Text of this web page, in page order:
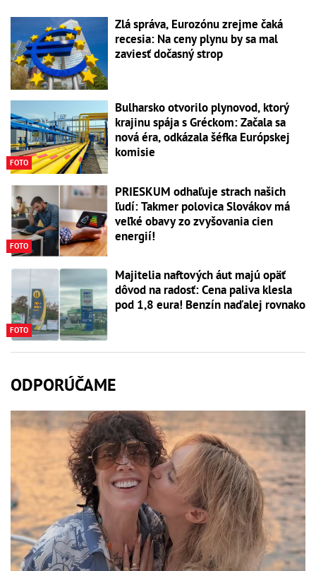
Zlá správa, Eurozónu zrejme čaká
recesia: Na ceny plynu by sa mal
zaviesť dočasný strop
FOTO
Bulharsko otvorilo plynovod, ktorý
krajinu spája s Gréckom: Začala sa
nová éra, odkázala šéfka Európskej
komisie
FOTO
PRIESKUM odhaľuje strach našich
ľudí: Takmer polovica Slovákov má
veľké obavy zo zvyšovania cien
energií!
FOTO
Majitelia naftových áut majú opäť
dôvod na radosť: Cena paliva klesla
pod 1,8 eura! Benzín naďalej rovnako
ODPORÚČAME